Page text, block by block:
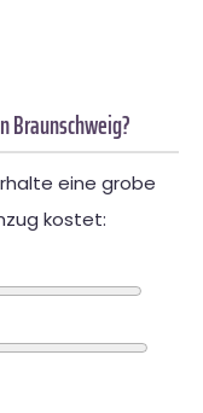
Braunschweig?
eine grobe
kostet: